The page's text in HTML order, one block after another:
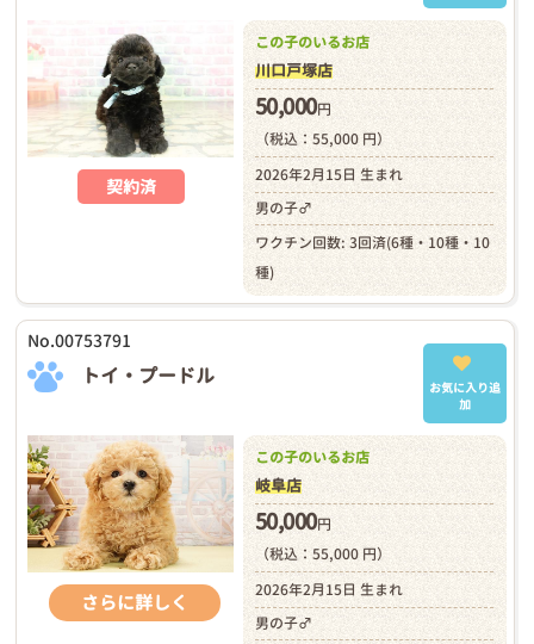
契約済
この子のいるお店
川口戸塚店
50,000円
（税込：55,000 円）
2026年2月15日 生まれ
男の子♂
ワクチン回数: 3回済(6種・10種・10
種)
No.00753791
トイ・プードル
お気に入り追
加
さらに詳しく
この子のいるお店
岐阜店
50,000円
（税込：55,000 円）
2026年2月15日 生まれ
男の子♂